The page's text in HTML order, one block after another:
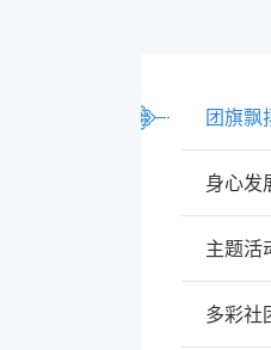
团旗飘
身心发
主题活
多彩社